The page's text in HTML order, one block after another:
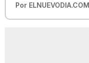
Por ELNUEVODIA.COM